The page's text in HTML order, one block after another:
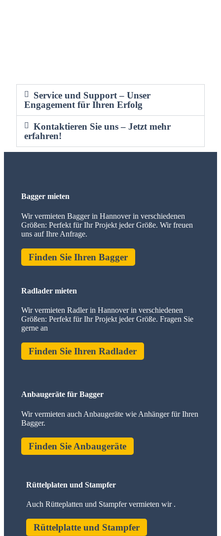
Service und Support – Unser
Engagement für Ihren Erfolg
Kontaktieren Sie uns – Jetzt mehr
erfahren!
Bagger mieten
Wir vermieten Bagger in Hannover in verschiedenen
Größen: Perfekt für Ihr Projekt jeder Größe. Wir freuen
uns auf Ihre Anfrage.
Finden Sie Ihren Bagger
Radlader mieten
Wir vermieten Radler in Hannover in verschiedenen
Größen: Perfekt für Ihr Projekt jeder Größe. Fragen Sie
gerne an
Finden Sie Ihren Radlader
Anbaugeräte für Bagger
Wir vermieten auch Anbaugeräte wie Anhänger für Ihren
Bagger.
Finden Sie Anbaugeräte
Rüttelplaten und Stampfer
Auch Rütteplatten und Stampfer vermieten wir .
Rüttelplatte und Stampfer